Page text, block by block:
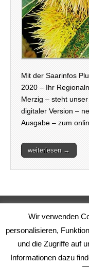
Mit der Saarinfos
2020 – Ihr
Merzig – steht
digitaler Version –
Ausgabe – zum
weiterlesen →
The
Wir verwenden
personalisieren,
und die Zugriffe auf
Informationen dazu